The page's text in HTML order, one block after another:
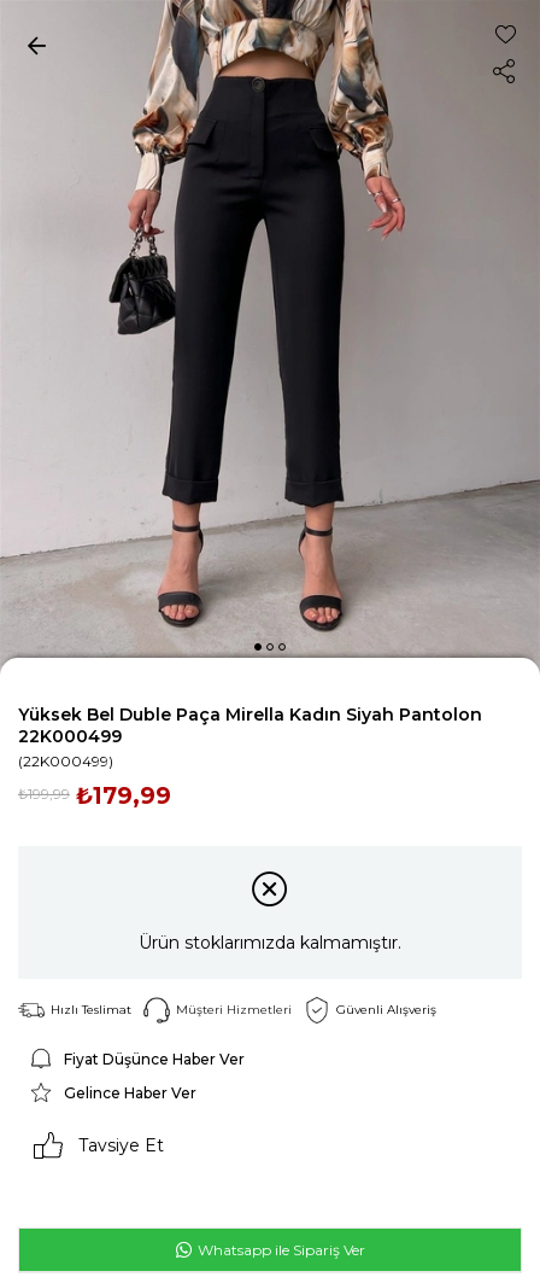
Yüksek Bel Duble Paça Mirella Kadın Siyah Pantolon
22K000499
(22K000499)
₺199,99 ₺179,99
Ürün stoklarımızda kalmamıştır.
Hızlı Teslimat Müşteri Hizmetleri Güvenli Alışveriş
Fiyat Düşünce Haber Ver
Gelince Haber Ver
Tavsiye Et
Whatsapp ile Sipariş Ver